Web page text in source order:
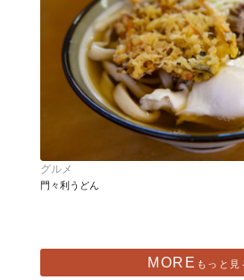
グルメ
門々利うどん
MORE もっと見